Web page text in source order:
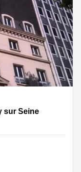
Seine, Neuilly-
sur Seine